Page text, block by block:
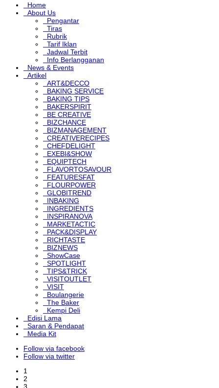
Home
About Us
Pengantar
Tiras
Rubrik
Tarif Iklan
Jadwal Terbit
Info Berlangganan
News & Events
Artikel
ART&DECCO
BAKING SERVICE
BAKING TIPS
BAKERSPIRIT
BE CREATIVE
BIZCHANCE
BIZMANAGEMENT
CREATIVERECIPES
CHEFDELIGHT
EXEBI&SHOW
EQUIPTECH
FLAVORTOSAVOUR
FEATURESFAT
FLOURPOWER
GLOBITREND
INBAKING
INGREDIENTS
INSPIRANOVA
MARKETACTIC
PACK&DISPLAY
RICHTASTE
BIZNEWS
ShowCase
SPOTLIGHT
TIPS&TRICK
VISITOUTLET
VISIT
Boulangerie
The Baker
Kempi Deli
Edisi Lama
Saran & Pendapat
Media Kit
Follow via facebook
Follow via twitter
1
2
3